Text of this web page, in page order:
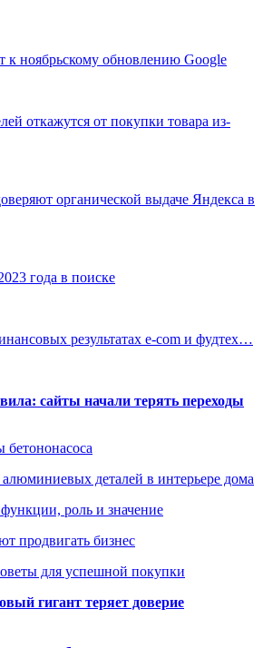
к ноябрьскому обновлению Google
откажутся от покупки товара из-
органической выдаче Яндекса в
года в поиске
результатах e-com и фудтех…
сайты начали терять переходы
алюминиевых деталей в интерьере дома
роль и значение
продвигать бизнес
для успешной покупки
гигант теряет доверие